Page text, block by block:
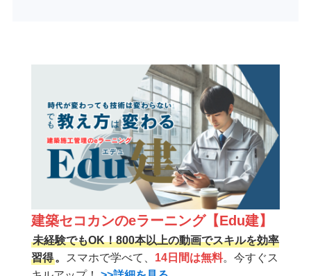
建築セコカンのeラーニング【Edu建】
未経験でもOK！800本以上の動画でスキルを効率
習得。 スマホで学べて、 14日間は無料。今すぐス